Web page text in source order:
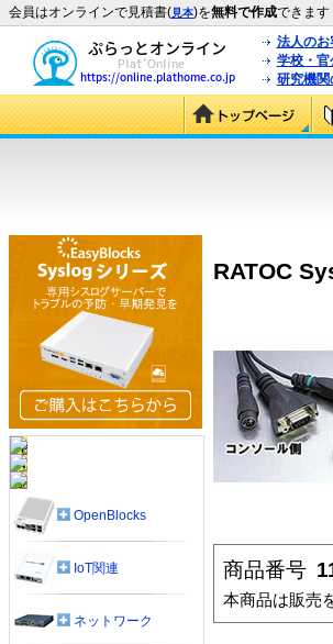
会員はオンラインで見積書(見本)を無料で作成できます
法人のお
学校・官
研究機関
RATOC
商品番号
本商品は販売
OpenBlocks
IoT関連
ネットワーク